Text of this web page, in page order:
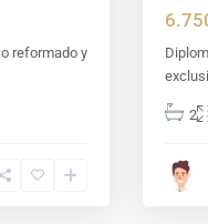
reformado y
2